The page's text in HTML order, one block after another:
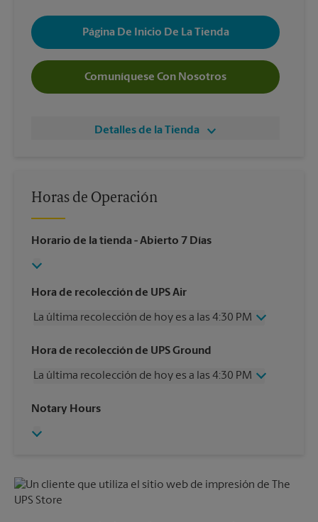
Página De Inicio De La Tienda
Comuníquese Con Nosotros
Detalles de la Tienda
Horas de Operación
Horario de la tienda - Abierto 7 Días
Hora de recolección de UPS Air
La última recolección de hoy es a las 4:30 PM
Miércoles
4:30 PM
Viernes
4:30 PM
Domingo
Hora de recolección de UPS Ground
La última recolección de hoy es a las 4:30 PM
Miércoles
Viernes
Lunes
4:30 PM
Martes
Notary Hours